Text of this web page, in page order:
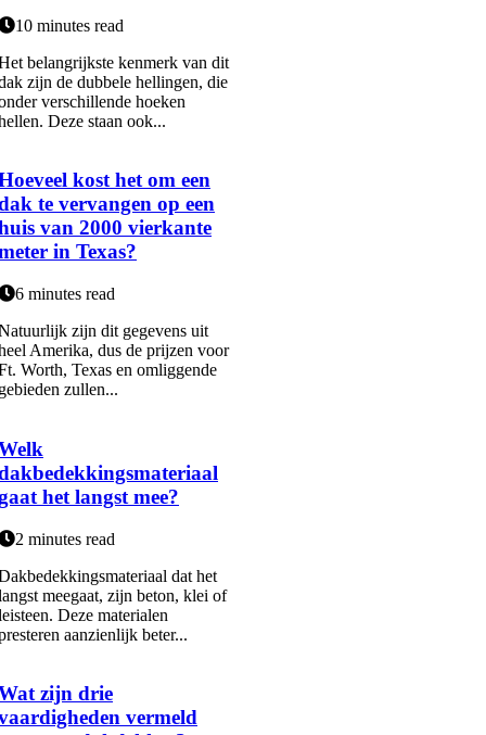
10 minutes read
belangrijkste kenmerk van dit
zijn de dubbele hellingen, die
verschillende hoeken
Deze staan ook...
kost het om een
te vervangen op een
van 2000 vierkante
in Texas?
6 minutes read
zijn dit gegevens uit
Amerika, dus de prijzen voor
Worth, Texas en omliggende
zullen...
het langst mee?
2 minutes read
dat het
meegaat, zijn beton, klei of
Deze materialen
aanzienlijk beter...
zijn drie
vermeld